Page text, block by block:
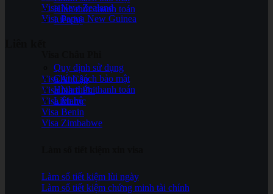
Visa New Zealand
Visa Papua New Guinea
Visa Ai Cập
Visa Nam Phi
Visa Maroc
Visa Benin
Visa Zimbabwe
Làm sổ tiết kiệm lùi ngày
Làm sổ tiết kiệm chứng minh tài chính
Hình thức thanh toán
Liên hệ
Quy định sử dụng
Chính sách bảo mật
Hình thức thanh toán
Liên hệ